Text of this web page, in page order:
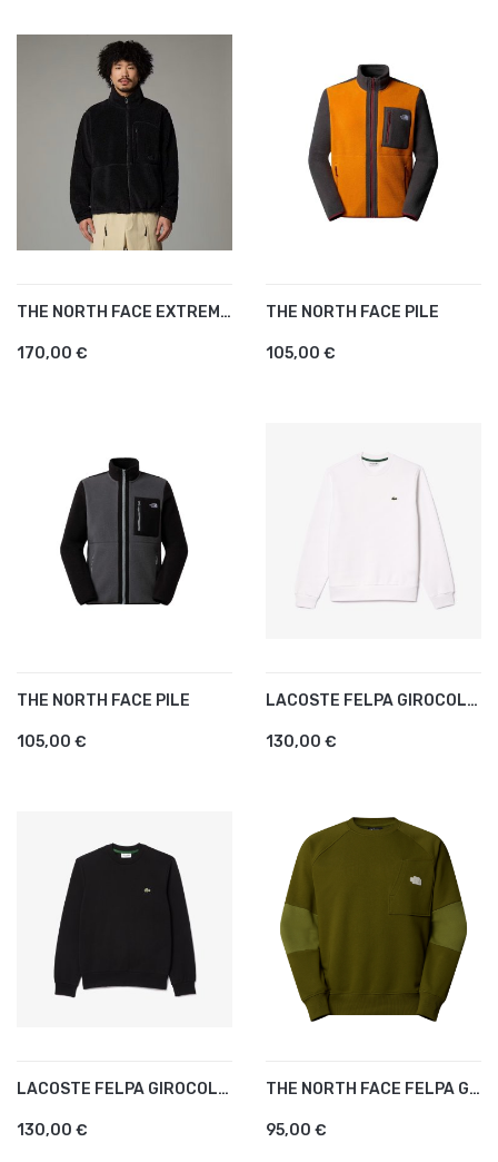
THE NORTH FACE EXTREME PILE
170,00 €
THE NORTH FACE PILE
105,00 €
THE NORTH FACE PILE
105,00 €
LACOSTE FELPA GIROCOLLO BIANCO
130,00 €
LACOSTE FELPA GIROCOLLO NERO
130,00 €
THE NORTH FACE FELPA GIROCOLLO
95,00 €